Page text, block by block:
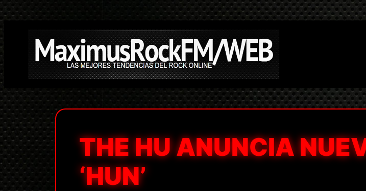
Saltar
contenido
THE HU ANUNCIA
‘HUN’